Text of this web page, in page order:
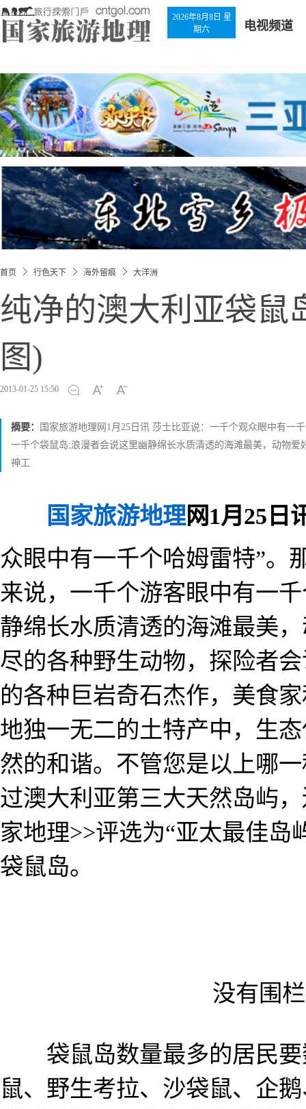
2026年8月8日 星
期六
电视频道
首页 行色天下 海外留痕 大洋洲
纯净的澳大利亚袋鼠
图)
2013-01-25 15:50
摘要：
国家旅游地理网1月25日讯 莎士比亚说：一千个观众眼中有一
一千个袋鼠岛;浪漫者会说这里幽静绵长水质清透的海滩最美，动物
神工
国家旅游地理网1月25日
众眼中有一千个哈姆雷特”。
来说，一千个游客眼中有一
静绵长水质清透的海滩最美
尽的各种野生动物，探险者
的各种巨岩奇石杰作，美食
地独一无二的土特产中，生
然的和谐。不管您是以上哪
过澳大利亚第三大天然岛屿
家地理>>评选为“亚太最佳岛
袋鼠岛。
没有围
袋鼠岛数量最多的居民要
鼠、野生考拉、沙袋鼠、企